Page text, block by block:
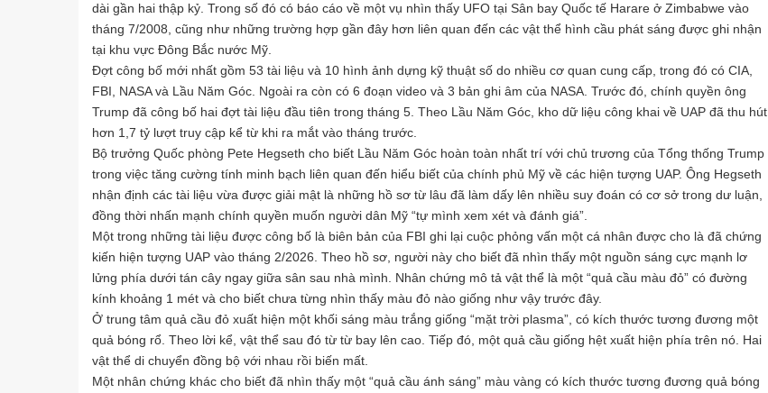
dài gần hai thập kỷ. Trong số đó có báo cáo về một vụ nhìn thấy UFO tại Sân bay Quốc tế Harare ở Zimbabwe vào
tháng 7/2008, cũng như những trường hợp gần đây hơn liên quan đến các vật thể hình cầu phát sáng được ghi nhận
tại khu vực Đông Bắc nước Mỹ.
Đợt công bố mới nhất gồm 53 tài liệu và 10 hình ảnh dựng kỹ thuật số do nhiều cơ quan cung cấp, trong đó có CIA,
FBI, NASA và Lầu Năm Góc. Ngoài ra còn có 6 đoạn video và 3 bản ghi âm của NASA. Trước đó, chính quyền ông
Trump đã công bố hai đợt tài liệu đầu tiên trong tháng 5. Theo Lầu Năm Góc, kho dữ liệu công khai về UAP đã thu hút
hơn 1,7 tỷ lượt truy cập kể từ khi ra mắt vào tháng trước.
Bộ trưởng Quốc phòng Pete Hegseth cho biết Lầu Năm Góc hoàn toàn nhất trí với chủ trương của Tổng thống Trump
trong việc tăng cường tính minh bạch liên quan đến hiểu biết của chính phủ Mỹ về các hiện tượng UAP. Ông Hegseth
nhận định các tài liệu vừa được giải mật là những hồ sơ từ lâu đã làm dấy lên nhiều suy đoán có cơ sở trong dư luận,
đồng thời nhấn mạnh chính quyền muốn người dân Mỹ “tự mình xem xét và đánh giá”.
Một trong những tài liệu được công bố là biên bản của FBI ghi lại cuộc phỏng vấn một cá nhân được cho là đã chứng
kiến hiện tượng UAP vào tháng 2/2026. Theo hồ sơ, người này cho biết đã nhìn thấy một nguồn sáng cực mạnh lơ
lửng phía dưới tán cây ngay giữa sân sau nhà mình. Nhân chứng mô tả vật thể là một “quả cầu màu đỏ” có đường
kính khoảng 1 mét và cho biết chưa từng nhìn thấy màu đỏ nào giống như vậy trước đây.
Ở trung tâm quả cầu đỏ xuất hiện một khối sáng màu trắng giống “mặt trời plasma”, có kích thước tương đương một
quả bóng rổ. Theo lời kể, vật thể sau đó từ từ bay lên cao. Tiếp đó, một quả cầu giống hệt xuất hiện phía trên nó. Hai
vật thể di chuyển đồng bộ với nhau rồi biến mất.
Một nhân chứng khác cho biết đã nhìn thấy một “quả cầu ánh sáng” màu vàng có kích thước tương đương quả bóng